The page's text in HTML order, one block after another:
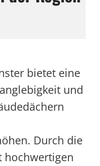
bietet eine
und
Durch die
hochwertigen